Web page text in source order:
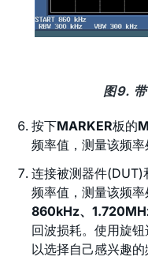
图9.
按下MARKER板的
频率值，测量该频率
连接被测器件(DUT)
频率值，测量该频
860kHz、
回波损耗。使用旋
以选择自己感兴趣的